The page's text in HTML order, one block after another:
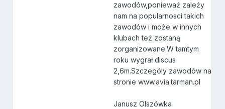
zawodów,ponieważ zależy
nam na popularnosci takich
zawodów i może w innych
klubach też zostaną
zorganizowane.W tamtym
roku wygrał discus
2,6m.Szczególy zawodów na
stronie www.avia.tarman.pl
Janusz Olszówka